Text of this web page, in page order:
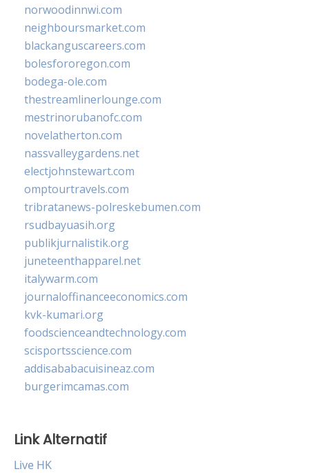
norwoodinnwi.com
neighboursmarket.com
blackanguscareers.com
bolesfororegon.com
bodega-ole.com
thestreamlinerlounge.com
mestrinorubanofc.com
novelatherton.com
nassvalleygardens.net
electjohnstewart.com
omptourtravels.com
tribratanews-polreskebumen.com
rsudbayuasih.org
publikjurnalistik.org
juneteenthapparel.net
italywarm.com
journaloffinanceeconomics.com
kvk-kumari.org
foodscienceandtechnology.com
scisportsscience.com
addisababacuisineaz.com
burgerimcamas.com
Link Alternatif
Live HK